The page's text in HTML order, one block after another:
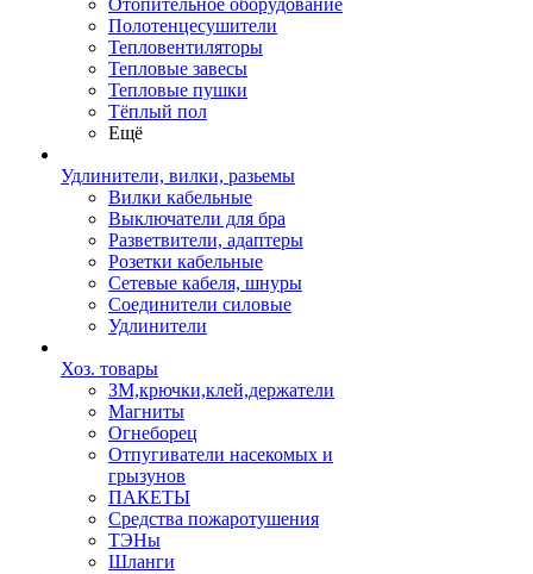
Отопительное оборудование
Полотенцесушители
Тепловентиляторы
Тепловые завесы
Тепловые пушки
Тёплый пол
Ещё
Удлинители, вилки, разьемы
Вилки кабельные
Выключатели для бра
Разветвители, адаптеры
Розетки кабельные
Сетевые кабеля, шнуры
Соединители силовые
Удлинители
Хоз. товары
ЗМ,крючки,клей,держатели
Магниты
Огнеборец
Отпугиватели насекомых и
грызунов
ПАКЕТЫ
Средства пожаротушения
ТЭНы
Шланги